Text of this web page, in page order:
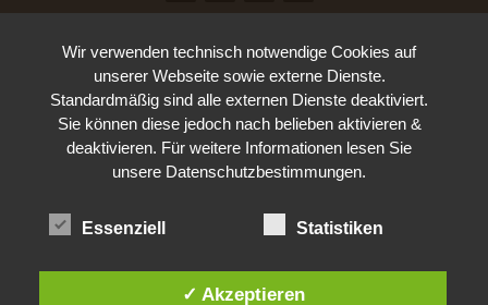
Wir verwenden technisch notwendige Cookies auf
unserer Webseite sowie externe Dienste.
Standardmäßig sind alle externen Dienste deaktiviert.
Sie können diese jedoch nach belieben aktivieren &
deaktivieren. Für weitere Informationen lesen Sie
unsere Datenschutzbestimmungen.
Essenziell Statistiken
✓ Akzeptieren